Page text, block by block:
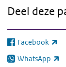
Deel deze
Facebook
(externe link)
WhatsApp
(externe link)